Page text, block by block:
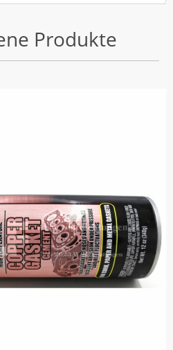
Produkte